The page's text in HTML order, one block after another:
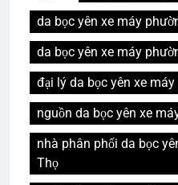
da bọc yên xe máy
da bọc yên xe máy
đại lý da bọc yên xe
nguồn da bọc yên xe
nhà phân phối da bọc
Thọ